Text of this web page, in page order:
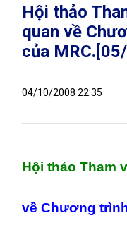
Hội thảo
quan về
của
04/10/2008 22:35
Hội thảo Tham
về Chương